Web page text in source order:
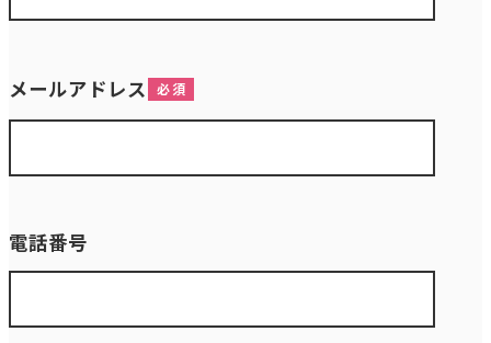
メールアドレス
電話番号